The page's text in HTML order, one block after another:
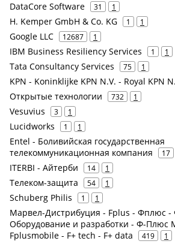
DataCore Software 31 1
H. Kemper GmbH & Co. KG 1 1
Google LLC 12687 1
IBM Business Resiliency Services 1 1
Tata Consultancy Services 75 1
KPN - Koninklijke KPN N.V. - Royal KPN
Открытые технологии 732 1
Vesuvius 3 1
Lucidworks 1 1
Entel - Боливийская государственная
телекоммуникационная компания
17
ITERBI - Айтерби 14 1
Телеком-защита 54 1
Schuberg Philis 1 1
Марвел-Дистрибуция - Fplus - Фплюс
Оборудование и разработки - Ф-Плюс
Fplusmobile - F+ tech - F+ data
419 1